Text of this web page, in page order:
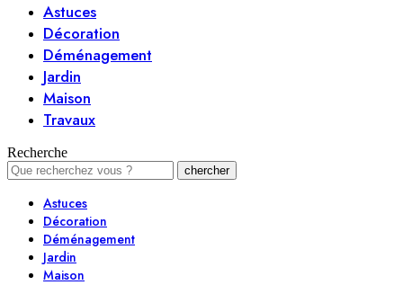
Astuces
Décoration
Déménagement
Jardin
Maison
Travaux
Recherche
Astuces
Décoration
Déménagement
Jardin
Maison